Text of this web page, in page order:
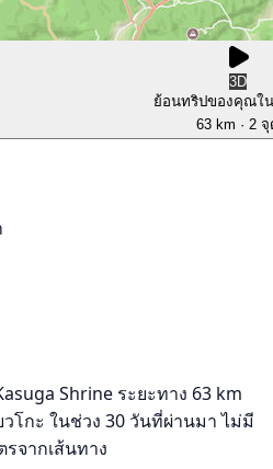
3D
ย้อนทริปของคุณใ
63 km · 2
Shrine ระยะทาง 63 km
โกะ ในช่วง 30 วันที่ผ่านมา ไม่มี
จากเส้นทาง